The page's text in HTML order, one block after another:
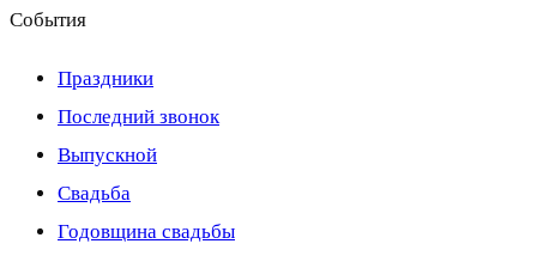
События
Праздники
Последний звонок
Выпускной
Свадьба
Годовщина свадьбы